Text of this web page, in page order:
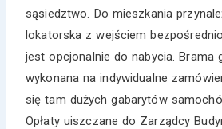
sąsiedztwo. Do mieszkania
lokatorska z wejściem
jest opcjonalnie do nabycia. Brama
wykonana na indywidualne
się tam dużych gabarytów
Opłaty uiszczane do Zarządcy